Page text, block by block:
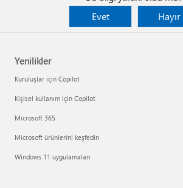
Evet
Hayır
Yenilikler
Kuruluşlar için Copilot
Kişisel kullanım için Copilot
Microsoft 365
Microsoft ürünlerini keşfedin
Windows 11 uygulamaları